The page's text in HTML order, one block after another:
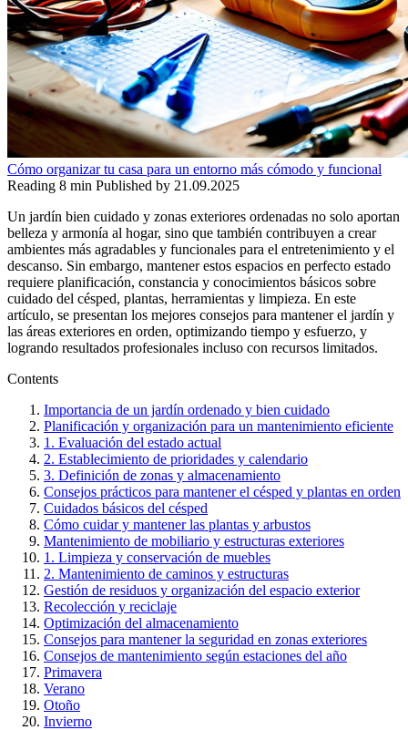
Cómo organizar tu casa para un entorno más cómodo y funcional
Reading 8 min Published by 21.09.2025
Un jardín bien cuidado y zonas exteriores ordenadas no solo aportan
belleza y armonía al hogar, sino que también contribuyen a crear
ambientes más agradables y funcionales para el entretenimiento y el
descanso. Sin embargo, mantener estos espacios en perfecto estado
requiere planificación, constancia y conocimientos básicos sobre
cuidado del césped, plantas, herramientas y limpieza. En este
artículo, se presentan los mejores consejos para mantener el jardín y
las áreas exteriores en orden, optimizando tiempo y esfuerzo, y
logrando resultados profesionales incluso con recursos limitados.
Contents
Importancia de un jardín ordenado y bien cuidado
Planificación y organización para un mantenimiento eficiente
1. Evaluación del estado actual
2. Establecimiento de prioridades y calendario
3. Definición de zonas y almacenamiento
Consejos prácticos para mantener el césped y plantas en orden
Cuidados básicos del césped
Cómo cuidar y mantener las plantas y arbustos
Mantenimiento de mobiliario y estructuras exteriores
1. Limpieza y conservación de muebles
2. Mantenimiento de caminos y estructuras
Gestión de residuos y organización del espacio exterior
Recolección y reciclaje
Optimización del almacenamiento
Consejos para mantener la seguridad en zonas exteriores
Consejos de mantenimiento según estaciones del año
Primavera
Verano
Otoño
Invierno